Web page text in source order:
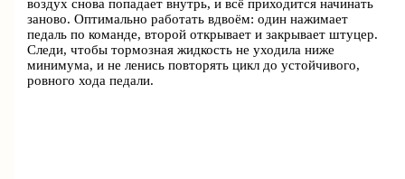
воздух снова попадает внутрь, и всё приходится начинать
заново. Оптимально работать вдвоём: один нажимает
педаль по команде, второй открывает и закрывает штуцер.
Следи, чтобы тормозная жидкость не уходила ниже
минимума, и не ленись повторять цикл до устойчивого,
ровного хода педали.